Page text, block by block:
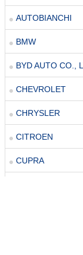
AUTOBIANCHI
BMW
BYD AUTO CO.,
CHEVROLET
CHRYSLER
CITROEN
CUPRA